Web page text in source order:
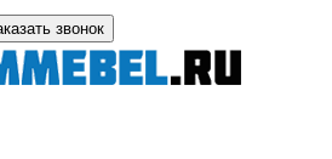
звонок